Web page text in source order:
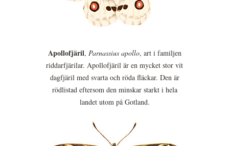
Apollofjäril, Parnassius apollo, art i familjen
riddarfjärilar. Apollofjäril är en mycket stor vit
dagfjäril med svarta och röda fläckar. Den är
rödlistad eftersom den minskar starkt i hela
landet utom på Gotland.